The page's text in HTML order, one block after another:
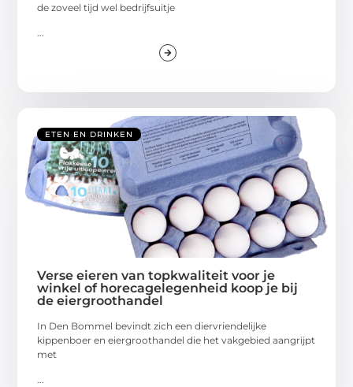
de zoveel tijd wel bedrijfsuitje
ETEN EN DRINKEN
Verse eieren van topkwaliteit voor je
winkel of horecagelegenheid koop je bij
de eiergroothandel
In Den Bommel bevindt zich een diervriendelijke
kippenboer en eiergroothandel die het vakgebied aangrijpt
met
...